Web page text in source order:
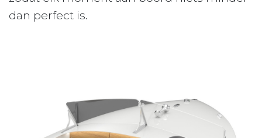
dan perfect is.